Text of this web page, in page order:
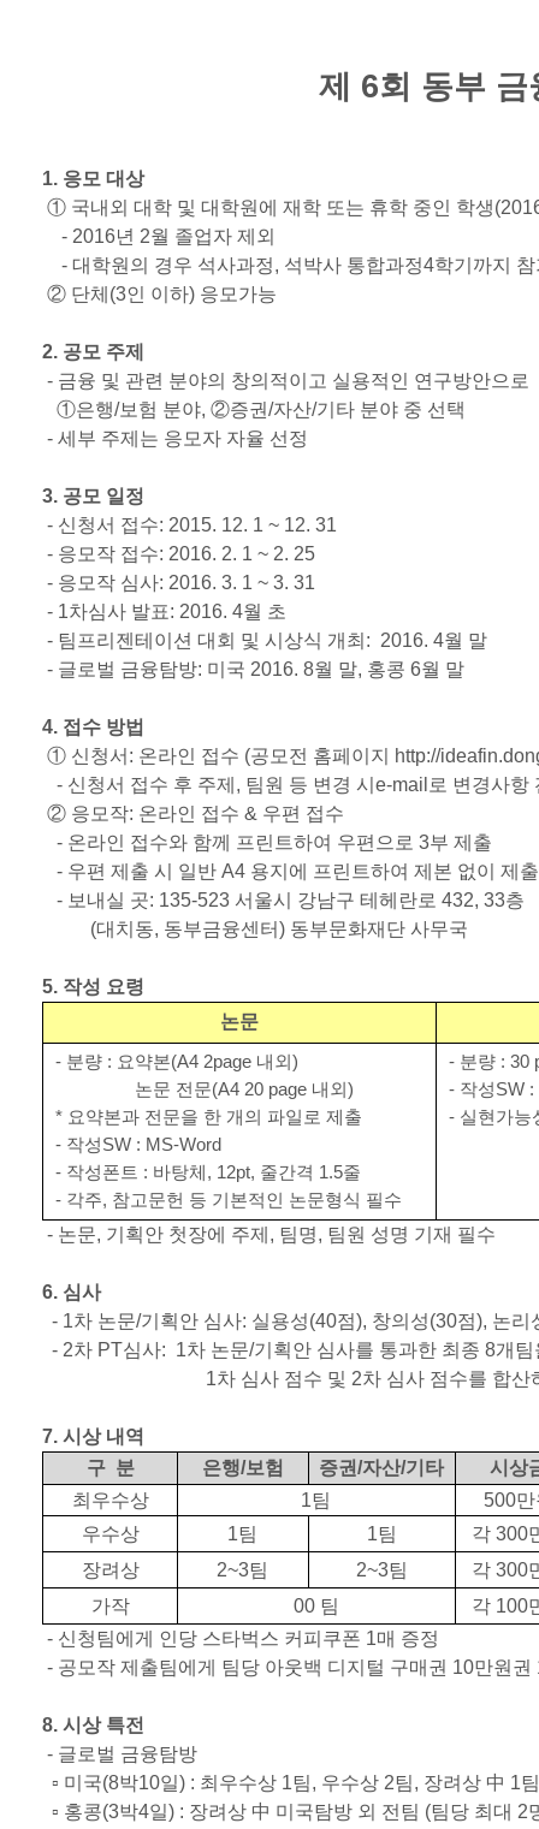
제 6회 동부
1. 응모 대상
① 국내외 대학 및 대학원에 재학 또는 휴학 중인 학생
- 2016년 2월 졸업자 제외
- 대학원의 경우 석사과정, 석박사 통합과정4학기까지
② 단체 (3인 이하) 응모가능
2. 공모 주제
- 금융 및 관련 분야의 창의적이고 실용적인 연구방안으로
①은행/보험 분야, ②증권/자산/기타 분야 중 선택
- 세부 주제는 응모자 자율 선정
3. 공모 일정
- 신청서 접수: 2015. 12. 1 ~ 12. 31
- 응모작 접수: 2016. 2. 1 ~ 2. 25
- 응모작 심사: 2016. 3. 1 ~ 3. 31
- 1차심사 발표: 2016. 4월 초
- 팀프리젠테이션 대회 및 시상식 개최 : 2016. 4월 말
- 글로벌 금융탐방: 미국 2016. 8월 말, 홍콩 6월 말
4. 접수 방법
① 신청서 : 온라인 접수 (공모전 홈페이지
http://
- 신청서 접수 후 주제 , 팀원 등 변경 시 e-mail 로 변경사항
② 응모작: 온라인 접수 & 우편 접수
- 온라인 접수와 함께 프린트하여 우편으로 3부 제출
- 우편 제출 시 일반 A4 용지에 프린트하여 제본 없이 제출
- 보내실 곳: 135-523 서울시 강남구 테헤란로 432, 33층
(대치동, 동부금융센터) 동부문화재단 사무국
5. 작성 요령
논문
- 분량: 요약본(A4 2page 내외 )
논문 전문(A4 20 page 내외 )
* 요약본과 전문을 한 개의 파일로 제출
- 작성SW : MS-Word
- 작성폰트 : 바탕체 , 12pt, 줄간격 1.5줄
- 각주, 참고문헌 등 기본적인 논문형식 필수
- 분량: 30
- 작성SW :
- 실현가능
- 논문, 기획안 첫장에 주제 , 팀명, 팀원 성명 기재 필수
6. 심사
- 1차 논문/기획안 심사: 실용성(40점), 창의성(30점), 논리
- 2차 PT심사: 1차 논문/기획안 심사를 통과한 최종 8개팀
1차 심사 점수 및 2차 심사 점수를 합산
7. 시상 내역
구 분 은행/보험 증권/자산/기타
시상
최우수상
1팀 500만
우수상
1팀 1팀 각300
장려상
2~3팀 2~3팀 각300
가작
00 팀 각100
- 신청팀에게 인당 스타벅스 커피쿠폰 1매 증정
- 공모작 제출팀에게 팀당 아웃백 디지털 구매권 10만원권
8. 시상 특전
- 글로벌 금융탐방
▫ 미국(8박10일) : 최우수상 1팀, 우수상 2팀, 장려상 中 1팀
▫ 홍콩(3박4일) : 장려상 中 미국탐방 외 전팀 (팀당 최대 2